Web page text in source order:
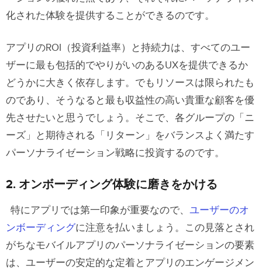
化された体験を提供することができるのです。
アプリのROI（投資利益率）と持続力は、すべてのユー
ザーに最も包括的でやりがいのあるUXを提供できるか
どうかに大きく依存します。でもリソースは限られたも
のであり、そうなると最も収益性の高い貴重な顧客を優
先させたいと思うでしょう。そこで、各グループの「ニ
ーズ」と期待される「リターン」をバランスよく満たす
パーソナライゼーション戦略に投資するのです。
2. オンボーディング体験に磨きをかける
特にアプリでは第一印象が重要なので、 ユーザーのオ
ンボーディングに注意を払いましょう。この見落とされ
がちなモバイルアプリのパーソナライゼーションの要素
は、ユーザーの安定的な定着とアプリのエンゲージメン